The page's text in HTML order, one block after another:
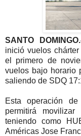
SANTO
inició vuelos
el primero de
vuelos bajo horario
saliendo de SDQ
Esta operación
permitirá
teniendo como
Américas Jose